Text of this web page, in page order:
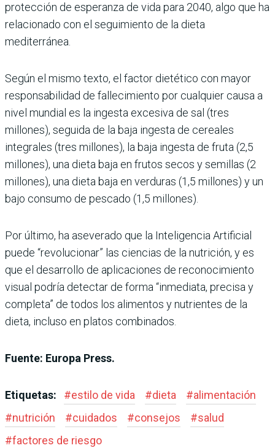
protección de esperanza de vida para 2040, algo que ha
relacionado con el seguimiento de la dieta
mediterránea.
Según el mismo texto, el factor dietético con mayor
responsabilidad de fallecimiento por cualquier causa a
nivel mundial es la ingesta excesiva de sal (tres
millones), seguida de la baja ingesta de cereales
integrales (tres millones), la baja ingesta de fruta (2,5
millones), una dieta baja en frutos secos y semillas (2
millones), una dieta baja en verduras (1,5 millones) y un
bajo consumo de pescado (1,5 millones).
Por último, ha aseverado que la Inteligencia Artificial
puede “revolucionar” las ciencias de la nutrición, y es
que el desarrollo de aplicaciones de reconocimiento
visual podría detectar de forma “inmediata, precisa y
completa” de todos los alimentos y nutrientes de la
dieta, incluso en platos combinados.
Fuente: Europa Press.
Etiquetas: #estilo de vida #dieta #alimentación
#nutrición #cuidados #consejos #salud
#factores de riesgo